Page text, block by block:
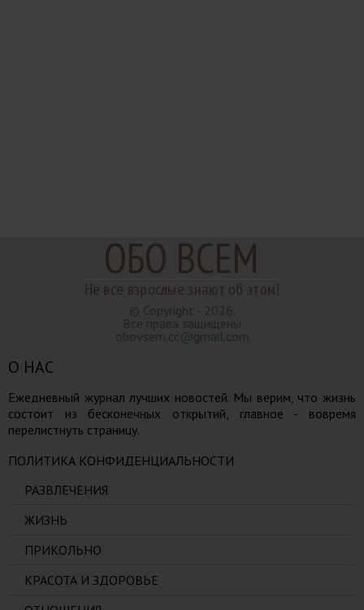
ОБО ВСЕМ
Не все взрослые знают об этом!
© Copyright - 2026.
Все права защищены
obovsem.cc@gmail.com
О НАС
Ежедневный журнал лучших новостей. Мы верим, что жизнь
состоит из бесконечных открытий, главное - вовремя
перелистнуть страницу.
ПОЛИТИКА КОНФИДЕНЦИАЛЬНОСТИ
РАЗВЛЕЧЕНИЯ
ЖИЗНЬ
ПРИКОЛЬНО
КРАСОТА И ЗДОРОВЬЕ